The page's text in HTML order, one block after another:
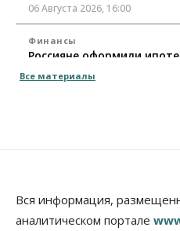
06 Августа 2026, 16:00
Финансы
Россияне оформили
06 Августа 2026, 15:53
Бизнес
Правительство России
выпуск бензина «Евро-3»
Все материалы
Вся информация,
аналитическом портале